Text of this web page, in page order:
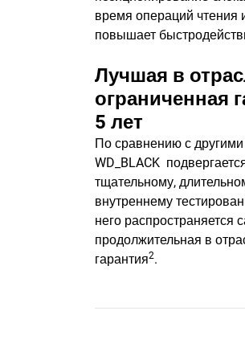
время операций чтения
повышает
Лучшая в
ограниченная
5 лет
По сравнению с
WD_BLACK
тщательному,
внутреннему
него распространяется
продолжительная в
гарантия2.